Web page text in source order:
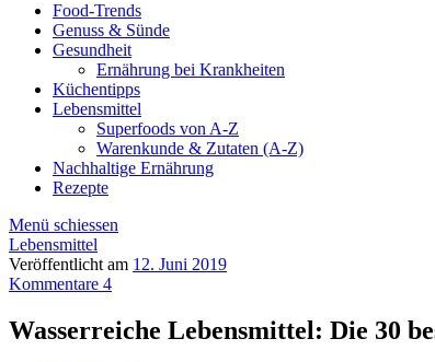
Food-Trends
Genuss & Sünde
Gesundheit
Ernährung bei Krankheiten
Küchentipps
Lebensmittel
Superfoods von A-Z
Warenkunde & Zutaten (A-Z)
Nachhaltige Ernährung
Rezepte
Menü schiessen
Lebensmittel
Veröffentlicht am 12. Juni 2019
Kommentare 4
Wasserreiche Lebensmittel: Die 30